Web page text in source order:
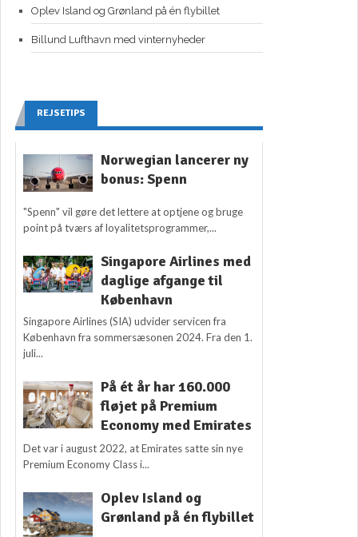
Oplev Island og Grønland på én flybillet
Billund Lufthavn med vinternyheder
REJSETIPS
Norwegian lancerer ny
bonus: Spenn
"Spenn" vil gøre det lettere at optjene og bruge
point på tværs af loyalitetsprogrammer,...
Singapore Airlines med
daglige afgange til
København
Singapore Airlines (SIA) udvider servicen fra
København fra sommersæsonen 2024. Fra den 1.
juli...
På ét år har 160.000
fløjet på Premium
Economy med Emirates
Det var i august 2022, at Emirates satte sin nye
Premium Economy Class i...
Oplev Island og
Grønland på én flybillet